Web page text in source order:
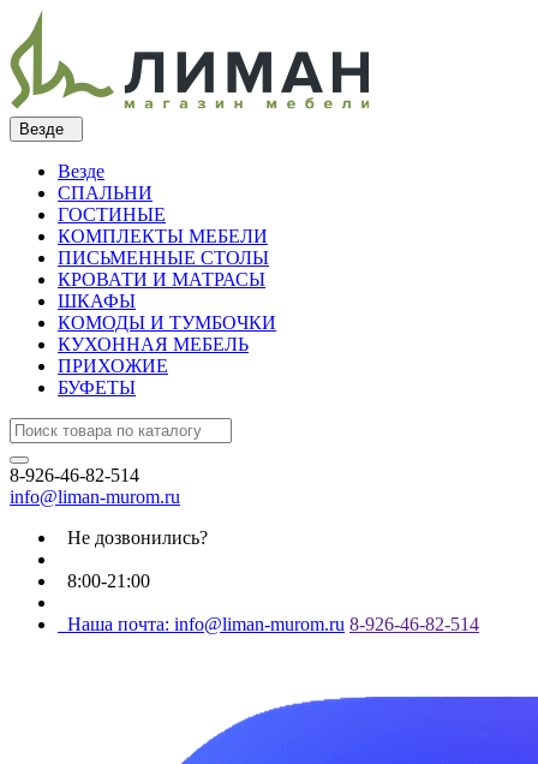
Везде
Везде
СПАЛЬНИ
ГОСТИНЫЕ
КОМПЛЕКТЫ МЕБЕЛИ
ПИСЬМЕННЫЕ СТОЛЫ
КРОВАТИ И МАТРАСЫ
ШКАФЫ
КОМОДЫ И ТУМБОЧКИ
КУХОННАЯ МЕБЕЛЬ
ПРИХОЖИЕ
БУФЕТЫ
8-926-46-82-514
info@liman-murom.ru
Не дозвонились?
8:00-21:00
Наша почта: info@liman-murom.ru 8-926-46-82-514